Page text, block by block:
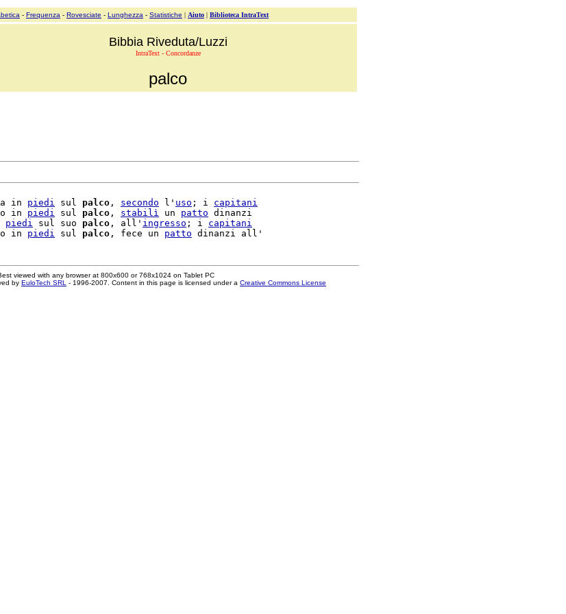
- Frequenza - Rovesciate - Lunghezza - Statistiche | Aiuto | Biblioteca IntraText
Bibbia Riveduta/Luzzi
IntraText - Concordanze
palco
in piedi sul palco , secondo l' uso ; i capitani
in piedi sul palco , stabilì un patto dinanzi
piedi sul suo palco , all' ingresso ; i capitani
in piedi sul palco , fece un patto
viewed with any browser at 800x600 or 768x1024 on Tablet PC
by EuloTech SRL - 1996-2007. Content in this page is licensed under a Creative Commons License